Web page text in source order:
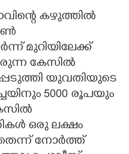
കഴുത്തിൽ
മുറിയിലേക്ക്
കേസിൽ
യുവതിയുടെ
5000 രൂപയും
ഒരു ലക്ഷം
നോർത്ത്